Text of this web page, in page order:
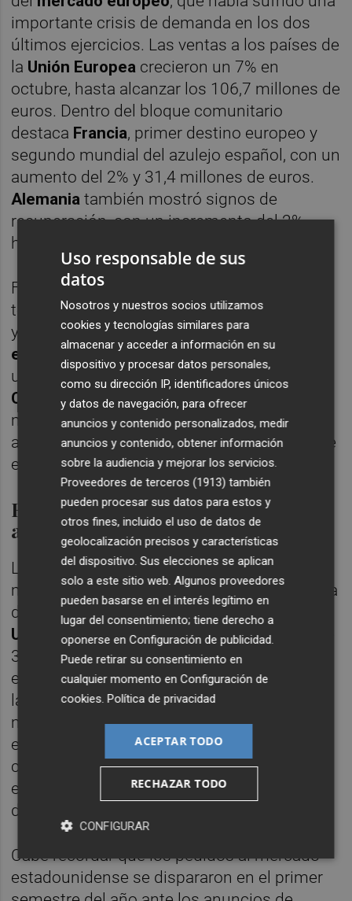
importante crisis de demanda en los dos
últimos ejercicios. Las ventas a los países de
la Unión Europea crecieron un 7% en
octubre, hasta alcanzar los 106,7 millones de
euros. Dentro del bloque comunitario
destaca Francia, primer destino europeo y
segundo mundial del azulejo español, con un
aumento del 2% y 31,4 millones de euros.
Alemaniatambién mostró signos de
recuperación, con un incremento del 2%,
hasta los 10,6 millones de euros.
Fuera de la UE, el
tendencia al alza, con un crecimiento del 8%
y compras por valor de19,2 millones de
euros
Asiaincrementó sus importaciones
un 8%, hasta los 45,5 millones;
América
Central y del Suravanzaron un 0,1%, con 25
millones, yÁfricaregistró un notable
aumento del 15%, hasta los 34,5 millones de
euros.
Estados Unidos: crecimiento en el
acumulado pese al freno reciente
Los buenos resultados en la mayoría de
mercados han permitido compensar la caída
del
2% registrada en octubre en Estados
Unidos, donde las exportaciones pasaron de
38,9 a 37,7 millones de euros. Desde la
entrada en vigor de los aranceles en agosto,
las ventas muestran cierta contracción
mensual. Sin embargo, en el acumulado de
enero a octubre, las exportaciones a EEUU
crecen un 3%, de 388 a 403 millones de
euros, manteniéndose como el principal
destino del azulejo español.
Cabe recordar que los pedidos al mercado
estadounidense se dispararon en el primer
Uso responsable de sus
datos
Nosotros y nuestros socios utilizamos
cookies y tecnologías similares para
almacenar y acceder a información en su
dispositivo y procesar datos personales,
como su dirección IP, identificadores únicos
y datos de navegación, para ofrecer
anuncios y contenido personalizados, medir
anuncios y contenido, obtener información
sobre la audiencia y mejorar los servicios.
Proveedores de terceros (1913) también
pueden procesar sus datos para estos y
otros fines, incluido el uso de datos de
geolocalización precisos y características
del dispositivo. Sus elecciones se aplican
solo a este sitio web. Algunos proveedores
pueden basarse en el interés legítimo en
lugar del consentimiento; tiene derecho a
oponerse enConfiguración de publicidad
Puede retirar su consentimiento en
cualquier momento enConfiguración de
cookies .Política de privacidad
ACEPTAR TODO
RECHAZAR TODO
CONFIGURAR